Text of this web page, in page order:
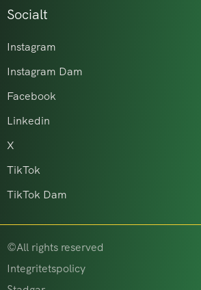
Socialt
Instagram
Instagram Dam
Facebook
Linkedin
X
TikTok
TikTok Dam
©All rights reserved
Integritetspolicy